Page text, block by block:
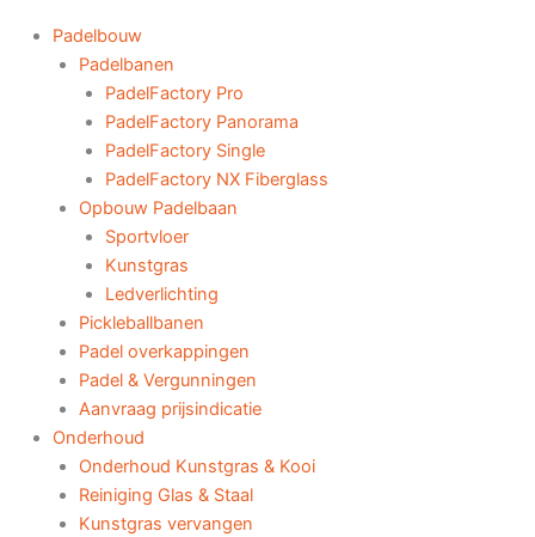
Padelbouw
Padelbanen
PadelFactory Pro
PadelFactory Panorama
PadelFactory Single
PadelFactory NX Fiberglass
Opbouw Padelbaan
Sportvloer
Kunstgras
Ledverlichting
Pickleballbanen
Padel overkappingen
Padel & Vergunningen
Aanvraag prijsindicatie
Onderhoud
Onderhoud Kunstgras & Kooi
Reiniging Glas & Staal
Kunstgras vervangen